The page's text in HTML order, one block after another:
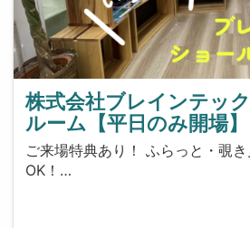
株式会社ブレインテッ
ルーム【平日のみ開場】
ご来場特典あり！ ふらっと・覗き
OK！…